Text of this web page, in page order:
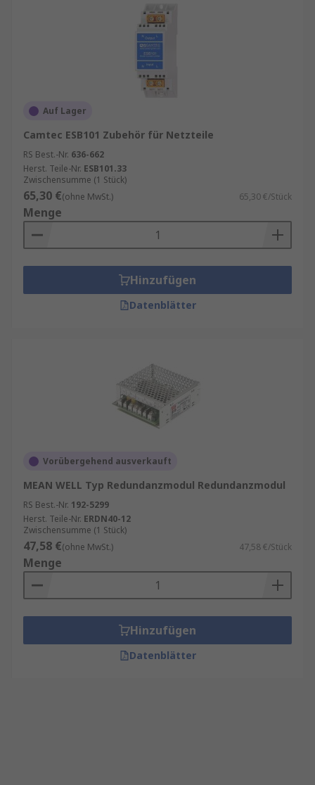
Auf Lager
Camtec ESB101 Zubehör für Netzteile
RS Best.-Nr. 636-662
Herst. Teile-Nr. ESB101.33
Zwischensumme (1 Stück)
65,30 €(ohne MwSt.) 65,30 €/Stück
Menge
Hinzufügen
Datenblätter
Vorübergehend ausverkauft
MEAN WELL Typ Redundanzmodul Redundanzmodul
RS Best.-Nr. 192-5299
Herst. Teile-Nr. ERDN40-12
Zwischensumme (1 Stück)
47,58 €(ohne MwSt.) 47,58 €/Stück
Menge
Hinzufügen
Datenblätter